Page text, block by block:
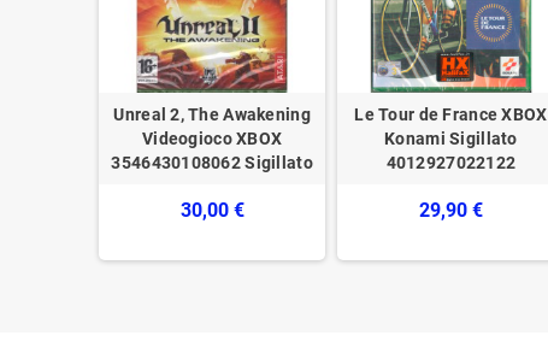
Unreal 2, The Awakening
Videogioco XBOX
3546430108062 Sigillato
30,00 €
Le Tour de France XBOX
Konami Sigillato
4012927022122
29,90 €